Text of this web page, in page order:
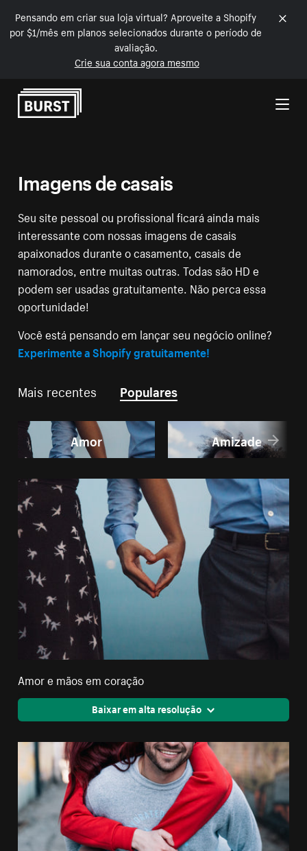
Pensando em criar sua loja virtual? Aproveite a Shopify
por $1/mês em planos selecionados durante o período de
avaliação.
Crie sua conta agora mesmo
Pular para o conteúdo
Imagens de casais
Seu site pessoal ou profissional ficará ainda mais
interessante com nossas imagens de casais
apaixonados durante o casamento, casais de
namorados, entre muitas outras. Todas são HD e
podem ser usadas gratuitamente. Não perca essa
oportunidade!
Você está pensando em lançar seu negócio online?
Experimente a Shopify gratuitamente!
Mais recentes Populares
Amor Amizade
Amor e mãos em coração
Baixar em alta resolução